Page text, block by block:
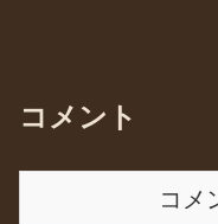
コメント
コメ